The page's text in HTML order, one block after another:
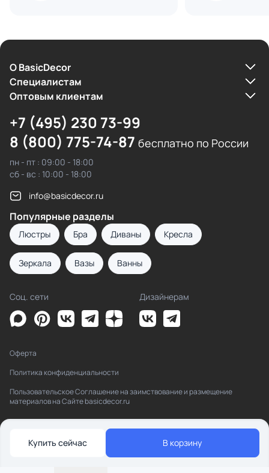
Купить сейчас В корзину
О BasicDecor
Cпециалистам
Оптовым клиентам
+7 (495) 230 73-99
8 (800) 775-74-87 бесплатно по России
пн - пт : 09:00 - 18:00
сб - вс : 10:00 - 18:00
info@basicdecor.ru
Популярные разделы
Люстры Бра Диваны Кресла
Зеркала Вазы Ванны
Соц. сети Дизайнерам
Оферта
Политика конфиденциальности
Пользовательское Соглашение на заимствование и размещение
материалов на Сайте basicdecor.ru